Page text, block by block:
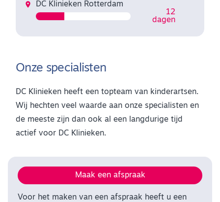
DC Klinieken Rotterdam
12
dagen
Onze specialisten
DC Klinieken heeft een topteam van kinderartsen.
Wij hechten veel waarde aan onze specialisten en
de meeste zijn dan ook al een langdurige tijd
actief voor DC Klinieken.
Maak een afspraak
Voor het maken van een afspraak heeft u een